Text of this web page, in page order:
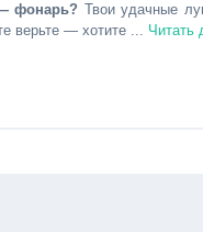
фонарь? Твои удачные
верьте — хотите ... Читать